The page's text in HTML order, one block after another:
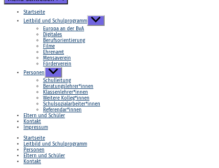
Startseite
Leitbild und Schulprogramm
Untermenü
anzeigen
Europa an der BvA
Digitales
Berufsorientierung
Filme
Ehrenamt
Mensaverein
Förderverein
Personen
Untermenü
anzeigen
Schulleitung
Beratungslehrer*innen
Klassenlehrer*innen
Weitere Kolleg*innen
Schulsozialarbeiter*innen
Referendar*innen
Eltern und Schüler
Kontakt
Impressum
Startseite
Leitbild und Schulprogramm
Personen
Eltern und Schüler
Kontakt